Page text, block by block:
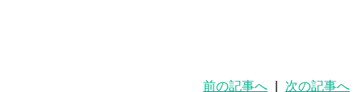
前の記事へ 次の記事へ